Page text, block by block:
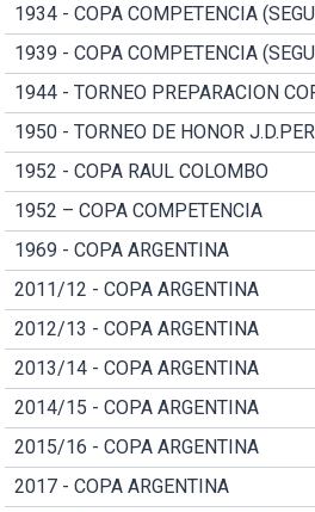
1934 - COPA COMPETENCIA
1939 - COPA COMPETENCIA
1944 - TORNEO PREPARACION
1950 - TORNEO DE HONOR
1952 - COPA RAUL COLOMBO
1952 – COPA COMPETENCIA
1969 - COPA ARGENTINA
2011/12 - COPA ARGENTINA
2012/13 - COPA ARGENTINA
2013/14 - COPA ARGENTINA
2014/15 - COPA ARGENTINA
2015/16 - COPA ARGENTINA
2017 - COPA ARGENTINA